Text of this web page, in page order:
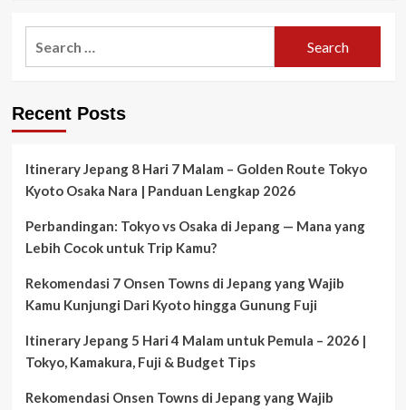
Rekomendasi
Hotel
Nyaman
di
Cinere
Recent Posts
Itinerary Jepang 8 Hari 7 Malam – Golden Route Tokyo
Kyoto Osaka Nara | Panduan Lengkap 2026
Perbandingan: Tokyo vs Osaka di Jepang — Mana yang
Lebih Cocok untuk Trip Kamu?
Rekomendasi 7 Onsen Towns di Jepang yang Wajib
Kamu Kunjungi Dari Kyoto hingga Gunung Fuji
Itinerary Jepang 5 Hari 4 Malam untuk Pemula – 2026 |
Tokyo, Kamakura, Fuji & Budget Tips
Rekomendasi Onsen Towns di Jepang yang Wajib